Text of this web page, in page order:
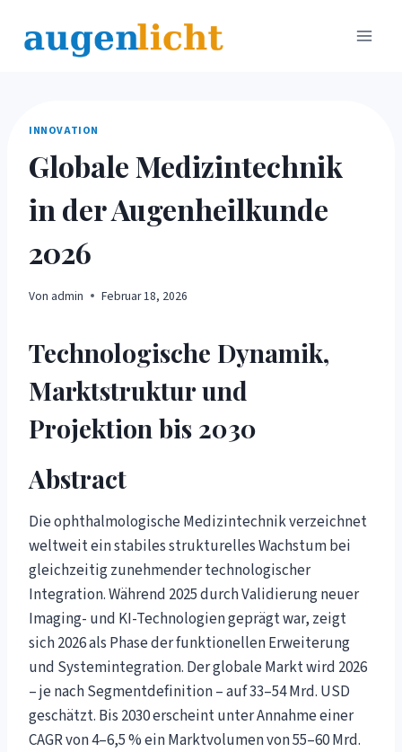
Inhalt
INNOVATION
Globale Medizintechnik
in der Augenheilkunde
2026
Von admin Februar 18, 2026
Technologische Dynamik,
Marktstruktur und
Projektion bis 2030
Abstract
Die ophthalmologische Medizintechnik verzeichnet
weltweit ein stabiles strukturelles Wachstum bei
gleichzeitig zunehmender technologischer
Integration. Während 2025 durch Validierung neuer
Imaging- und KI-Technologien geprägt war, zeigt
sich 2026 als Phase der funktionellen Erweiterung
und Systemintegration. Der globale Markt wird 2026
– je nach Segmentdefinition – auf 33–54 Mrd. USD
geschätzt. Bis 2030 erscheint unter Annahme einer
CAGR von 4–6,5 % ein Marktvolumen von 55–60 Mrd.